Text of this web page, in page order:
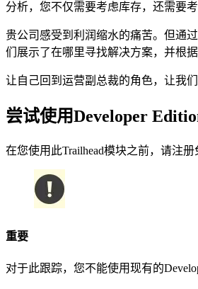
分析，您不仅需要考虑库存，还需要
贵公司感受到利润缩水的痛苦。但通
们展示了在哪里寻找解决方案，并根
让自己回到运营副总裁的角色，让我
尝试使用Developer
在您使用此Trailhead模块之前，请注
重要
对于此跟踪，您不能使用现有的